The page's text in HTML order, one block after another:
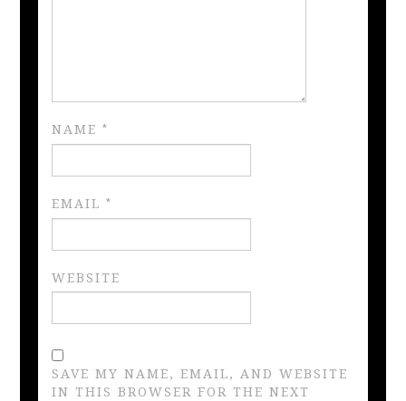
NAME*
EMAIL*
WEBSITE
SAVE MY NAME, EMAIL, AND WEBSITE
IN THIS BROWSER FOR THE NEXT